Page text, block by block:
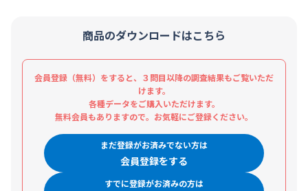
商品のダウンロードはこちら
会員登録（無料）をすると、３問目以降の調査結果もご覧いただ
けます。
各種データをご購入いただけます。
無料会員もありますので。お気軽にご登録ください。
まだ登録がお済みでない方は
会員登録をする
すでに登録がお済みの方は